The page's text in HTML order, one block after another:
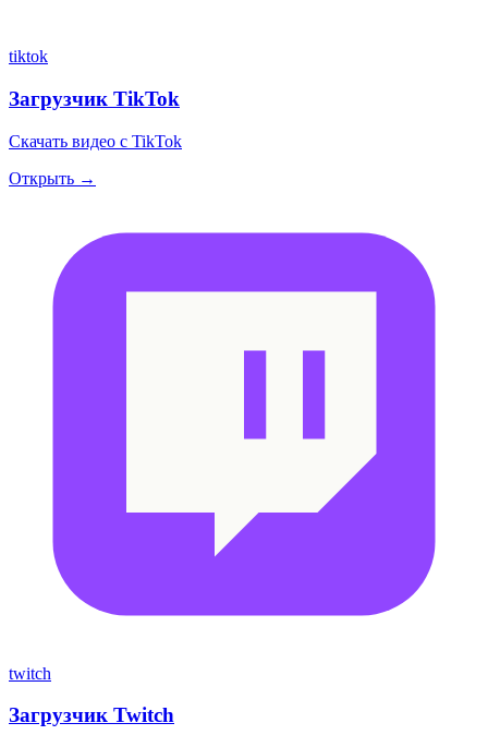
tiktok
Загрузчик TikTok
Скачать видео с TikTok
Открыть →
twitch
Загрузчик Twitch